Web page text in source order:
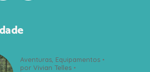
Aventuras Equipamentos
por Vivian Telles